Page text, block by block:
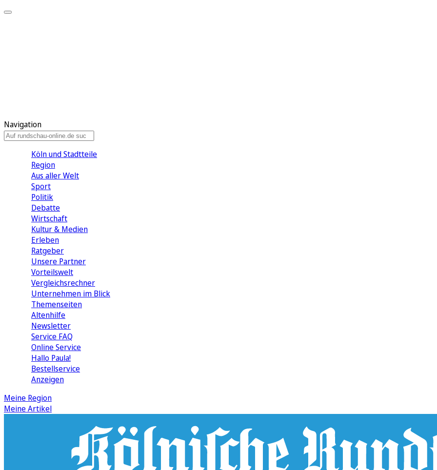
Navigation
Köln und Stadtteile
Region
Aus aller Welt
Sport
Politik
Debatte
Wirtschaft
Kultur & Medien
Erleben
Ratgeber
Unsere Partner
Vorteilswelt
Vergleichsrechner
Unternehmen im Blick
Themenseiten
Altenhilfe
Newsletter
Service FAQ
Online Service
Hallo Paula!
Bestellservice
Anzeigen
Meine Region
Meine Artikel